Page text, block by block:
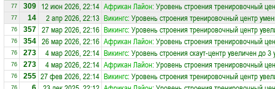
77 309 12 июн 2026, 22:14 Африкан Лайон: Уровень строения тренировочный
77 14 2 апр 2026, 22:13 Викингс: Уровень строения тренировочный центр
76 357 27 мар 2026, 22:16 Викингс: Уровень строения тренировочный центр
76 354 26 мар 2026, 22:16 Африкан Лайон: Уровень строения тренировочный
76 273 4 мар 2026, 22:14 Викингс: Уровень строения скаут-центр увеличен до 3
76 273 4 мар 2026, 22:14 Африкан Лайон: Уровень строения тренировочный
76 255 27 фев 2026, 22:14 Викингс: Уровень строения тренировочный центр
76